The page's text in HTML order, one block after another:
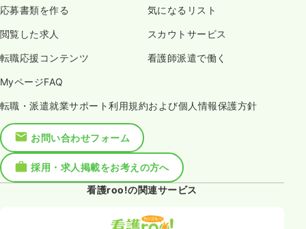
応募書類を作る 気になるリスト
閲覧した求人 スカウトサービス
転職応援コンテンツ 看護師派遣で働く
MyページFAQ
転職・派遣就業サポート利用規約および個人情報保護方針
お問い合わせフォーム
採用・求人掲載をお考えの方へ
看護roo!の関連サービス